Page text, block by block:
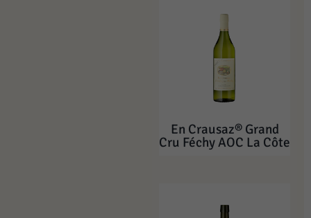
En Crausaz® Grand
Cru Féchy AOC La Côte